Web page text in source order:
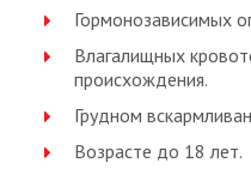
Гормонозависимых
Влагалищных
происхождения.
Грудном
Возрасте до 18 лет.